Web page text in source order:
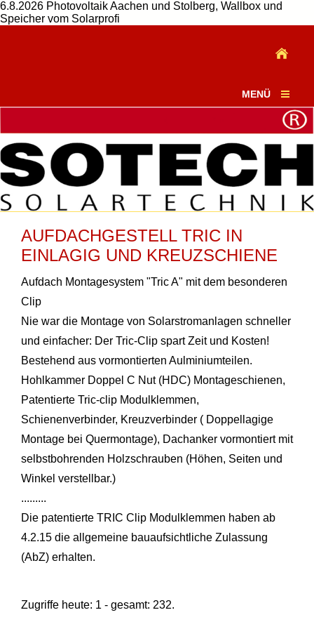
6.8.2026 Photovoltaik Aachen und Stolberg, Wallbox und
Speicher vom Solarprofi
MENÜ
AUFDACHGESTELL TRIC IN
EINLAGIG UND KREUZSCHIENE
Aufdach Montagesystem "Tric A" mit dem besonderen
Clip
Nie war die Montage von Solarstromanlagen schneller
und einfacher: Der Tric-Clip spart Zeit und Kosten!
Bestehend aus vormontierten Aulminiumteilen.
Hohlkammer Doppel C Nut (HDC) Montageschienen,
Patentierte Tric-clip Modulklemmen,
Schienenverbinder, Kreuzverbinder ( Doppellagige
Montage bei Quermontage), Dachanker vormontiert mit
selbstbohrenden Holzschrauben (Höhen, Seiten und
Winkel verstellbar.)
.........
Die patentierte TRIC Clip Modulklemmen haben ab
4.2.15 die allgemeine bauaufsichtliche Zulassung
(AbZ) erhalten.
Zugriffe heute: 1 - gesamt: 232.